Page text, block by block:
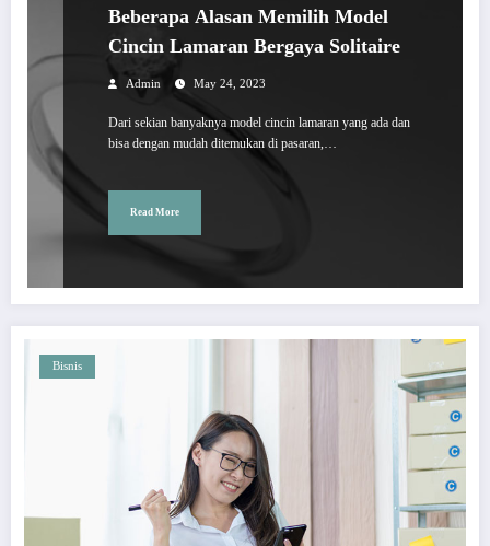
Beberapa Alasan Memilih Model
Cincin Lamaran Bergaya Solitaire
Admin May 24, 2023
Dari sekian banyaknya model cincin lamaran yang ada dan
bisa dengan mudah ditemukan di pasaran,…
Read More
Bisnis